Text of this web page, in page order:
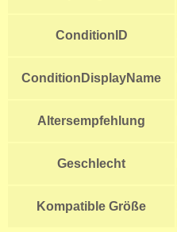
ConditionID
ConditionDisplayName
Altersempfehlung
Geschlecht
Kompatible Größe